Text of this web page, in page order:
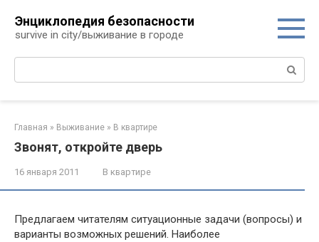
контенту
Энциклопедия безопасности
survive in city/выживание в городе
Поиск:
Главная » Выживание » В квартире
Звонят, откройте дверь
16 января 2011 В квартире
Предлагаем читателям ситуационные задачи (вопросы) и
варианты возможных решений. Наиболее